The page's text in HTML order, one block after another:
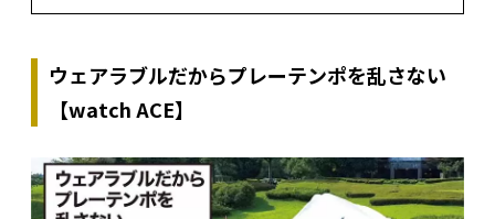
ウェアラブルだからプレーテンポを乱さない
【watch ACE】